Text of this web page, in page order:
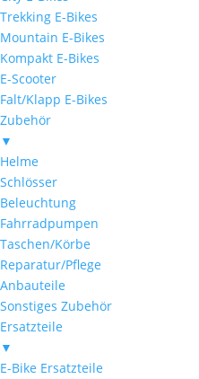
Trekking E-Bikes
Mountain E-Bikes
Kompakt E-Bikes
E-Scooter
Falt/Klapp E-Bikes
Zubehör
▼
Helme
Schlösser
Beleuchtung
Fahrradpumpen
Taschen/Körbe
Reparatur/Pflege
Anbauteile
Sonstiges Zubehör
Ersatzteile
▼
E-Bike Ersatzteile